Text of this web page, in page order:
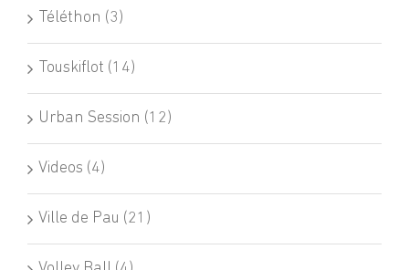
Téléthon (3)
Touskiflot (14)
Urban Session (12)
Videos (4)
Ville de Pau (21)